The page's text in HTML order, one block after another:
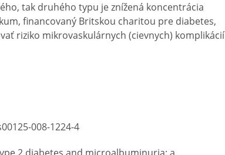
tak druhého typu je znížená koncentrácia
financovaný Britskou charitou pre diabetes,
riziko mikrovaskulárnych (cievnych) komplikácií
008-1224-4